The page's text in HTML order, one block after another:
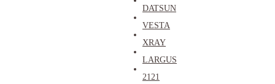
DATSUN
VESTA
XRAY
LARGUS
2121